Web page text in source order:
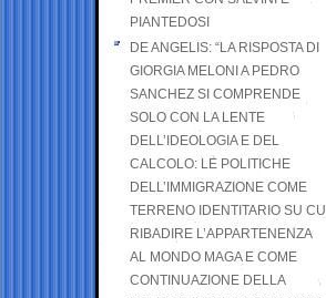
PIANTEDOSI
DE ANGELIS: “LA RISPOSTA DI
GIORGIA MELONI A PEDRO
SANCHEZ SI COMPRENDE
SOLO CON LA LENTE
DELL’IDEOLOGIA E DEL
CALCOLO: LE POLITICHE
DELL’IMMIGRAZIONE COME
TERRENO IDENTITARIO SU CUI
RIBADIRE L’APPARTENENZA
AL MONDO MAGA E COME
CONTINUAZIONE DELLA